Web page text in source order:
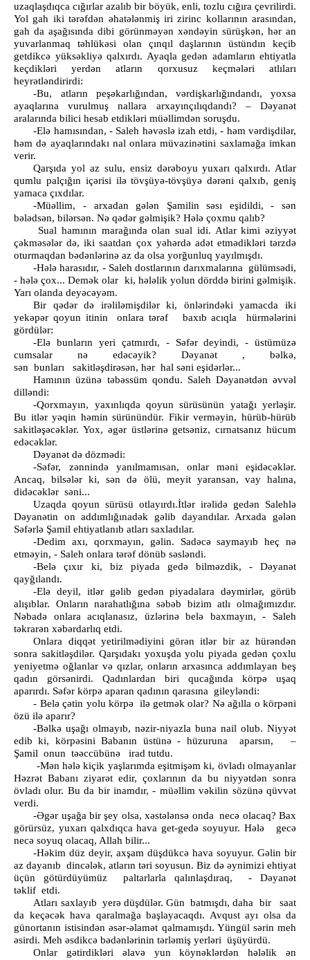
uzaqlaşdıqca cığırlar azalıb bir böyük, enli, tozlu cığıra çevrilirdi.
Yol gah iki tərəfdən əhatələnmiş iri zirinc kollarının arasından,
gah da aşağısında dibi görünməyən xəndəyin sürüşkən, hər an
yuvarlanmaq təhlükəsi olan çınqıl daşlarının üstündın keçib
getdikcə yüksəkliyə qalxırdı. Ayaqla gedən adamların ehtiyatla
keçdikləri yerdən atların qorxusuz keçmələri atlıları
heyrətləndirirdi:
-Bu, atların peşəkarlığından, vərdişkarlığındandı, yoxsa
ayaqlarına vurulmuş nallara arxayınçılıqdandı? – Dəyanət
aralarında bilici hesab etdikləri müəllimdən soruşdu.
-Elə hamısından, - Saleh həvəslə izah etdi, - həm vərdişdilər,
həm də ayaqlarındakı nal onlara müvazinətini saxlamağa imkan
verir.
Qarşıda yol az sulu, ensiz dərəboyu yuxarı qalxırdı. Atlar
qumlu palçığın içərisi ilə tövşüyə-tövşüyə dərəni qalxıb, geniş
yamaca çıxdılar.
-Müəllim, - arxadan gələn Şamilin səsı eşidildi, - sən
bələdsən, bilərsən. Nə qədər gəlmişik? Hələ çoxmu qalıb?
Sual hamının marağında olan sual idi. Atlar kimi əziyyət
çəkməsələr də, iki saatdan çox yəhərdə adət etmədikləri tərzdə
oturmaqdan bədənlərinə az da olsa yorğunluq yayılmışdı.
-Hələ harasıdır, - Saleh dostlarının darıxmalarına gülümsədi,
- hələ çox... Demək olar ki, hələlik yolun dörddə birini gəlmişik.
Yarı olanda deyəcəyəm.
Bir qədər də irəliləmişdilər ki, önlərindəki yamacda iki
yekəpər qoyun itinin onlara tərəf baxıb acıqla hürmələrini
gördülər:
-Elə bunların yeri çatmırdı, - Səfər deyindi, - üstümüzə
cumsalar nə edəcəyik? Dəyanət , bəlkə,
sən bunları sakitləşdirəsən, hər hal səni eşidərlər...
Hamının üzünə təbəssüm qondu. Saleh Dəyanətdən əvvəl
dilləndi:
-Qorxmayın, yaxınlıqda qoyun sürüsünün yatağı yerləşir.
Bu itlər yəqin həmin sürünündür. Fikir verməyin, hürüb-hürüb
sakitləşəcəklər. Yox, əgər üstlərinə getsəniz, cırnatsanız hücum
edəcəklər.
Dəyanət də dözmədi:
-Səfər, zənnində yanılmamısan, onlar məni eşidəcəklər.
Ancaq, bilsələr ki, sən də ölü, meyit yaransan, vay halına,
didəcəklər səni...
Uzaqda qoyun sürüsü otlayırdı.İtlər irəlidə gedən Salehlə
Dəyanətin on addımlığınadək gəlib dayandılar. Arxada gələn
Səfərlə Şamil ehtiyatlanıb atları saxladılar.
-Dedim axı, qorxmayın, gəlin. Sadəcə saymayıb heç nə
etməyin, - Saleh onlara tərəf dönüb səsləndi.
-Belə çıxır ki, biz piyada gedə bilməzdik, - Dəyanət
qayğılandı.
-Elə deyil, itlər gəlib gedən piyadalara dəymirlər, görüb
alışıblar. Onların narahatlığına səbəb bizim atlı olmağımızdır.
Nəbadə onlara acıqlanasız, üzlərinə belə baxmayın, - Saleh
təkrarən xəbərdarlıq etdi.
Onlara diqqət yetirilmədiyini görən itlər bir az hürəndən
sonra sakitləşdilər. Qarşıdakı yoxuşda yolu piyada gedən çoxlu
yeniyetmə oğlanlar və qızlar, onların arxasınca addımlayan beş
qadın görsənirdi. Qadınlardan biri qucağında körpə uşaq
aparırdı. Səfər körpə aparan qadının qarasına gileyləndi:
- Belə çətin yolu körpə ilə getmək olar? Nə ağılla o körpəni
özü ilə aparır?
-Bəlkə uşağı olmayıb, nəzir-niyazla buna nail olub. Niyyət
edib ki, körpəsini Babanın üstünə - hüzuruna aparsın, –
Şamil onun təəccübünə irad tutdu.
-Mən hələ kiçik yaşlarımda eşitmişəm ki, övladı olmayanlar
Həzrət Babanı ziyarət edir, çoxlarının da bu niyyətdən sonra
övladı olur. Bu da bir inamdır, - müəllim vəkilin sözünə qüvvət
verdi.
-Əgər uşağa bir şey olsa, xəstələnsə onda necə olacaq? Bax
görürsüz, yuxarı qalxdıqca hava get-gedə soyuyur. Hələ gecə
necə soyuq olacaq, Allah bilir...
-Həkim düz deyir, axşam düşdükcə hava soyuyur. Gəlin bir
az dayanıb dincələk, atların təri soyusun. Biz də əynimizi ehtiyat
üçün götürdüyümüz paltarlarla qalınlaşdıraq, - Dəyanət
təklif etdi.
Atları saxlayıb yerə düşdülər. Gün batmışdı, daha bir saat
da keçəcək hava qaralmağa başlayacaqdı. Avqust ayı olsa da
günortanın istisindən əsər-əlamət qalmamışdı. Yüngül sərin meh
əsirdi. Meh əsdikcə bədənlərinin tərləmiş yerləri üşüyürdü.
Onlar gətirdikləri əlavə yun köynəklərdən hələlik ən